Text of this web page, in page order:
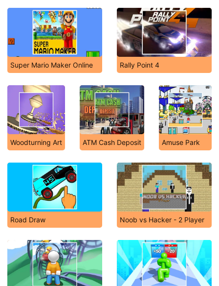
Super Mario Maker Online Rally Point 4
Woodturning Art ATM Cash Deposit Amuse Park
Road Draw Noob vs Hacker - 2 Player